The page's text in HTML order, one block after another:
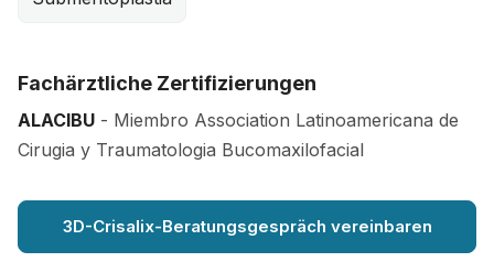
Fachärztliche Zertifizierungen
ALACIBU - Miembro Association Latinoamericana de
Cirugia y Traumatologia Bucomaxilofacial
3D-Crisalix-Beratungsgespräch vereinbaren